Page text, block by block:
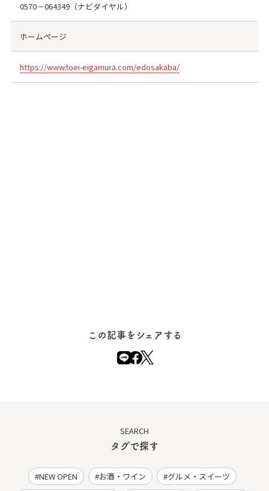
0570－064349（ナビダイヤル）
ホームページ
https://www.toei-eigamura.com/edosakaba/
この記事をシェアする
SEARCH
タグで探す
NEW OPEN お酒・ワイン
グルメ・スイーツ